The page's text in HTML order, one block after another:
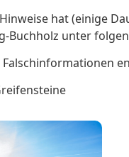
hat (einige
Buchholz unter